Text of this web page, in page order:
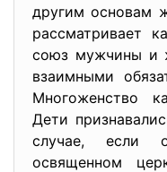
другим основам
рассматривает
союз мужчины и
взаимными
Многоженство
Дети
случае, если
освященном